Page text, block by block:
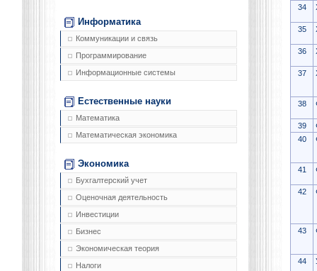
Информатика
Коммуникации и связь
Программирование
Информационные системы
Естественные науки
Математика
Математическая экономика
Экономика
Бухгалтерский учет
Оценочная деятельность
Инвестиции
Бизнес
Экономическая теория
Налоги
34
35
36
37
38
39
40
41
42
43
44